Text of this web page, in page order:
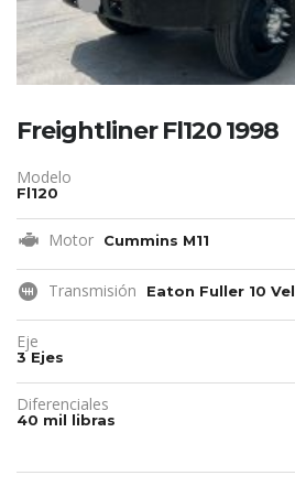
Freightliner Fl120 1998
Modelo
Fl120
Motor Cummins M11
Transmisión Eaton Fuller 10 Vel
Eje
3 Ejes
Diferenciales
40 mil libras